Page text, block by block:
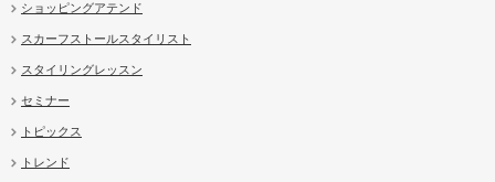
ショッピングアテンド
スカーフストールスタイリスト
スタイリングレッスン
セミナー
トピックス
トレンド